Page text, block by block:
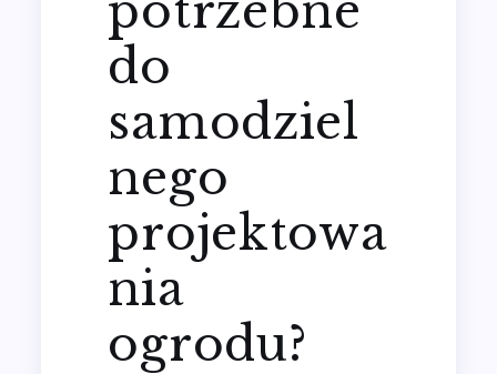
do
samodziel
nego
projektowa
nia
ogrodu?